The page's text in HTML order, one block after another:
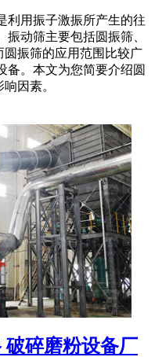
利用振子激振所产生的往
动筛主要包括圆振筛、
振筛的应用范围比较广
备。本文为您简要介绍圆
因素。
破碎磨粉设备厂